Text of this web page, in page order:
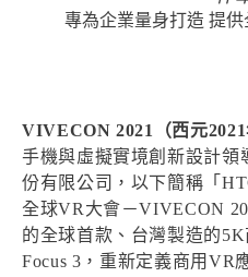
專為企業量身打造 提
VIVECON 2021（西元2021
手機與虛擬實境創新設計領
份有限公司，以下簡稱「
全球VR大會－VIVECON
的全球首款、台灣製造的
Focus 3，重新定義商用VR